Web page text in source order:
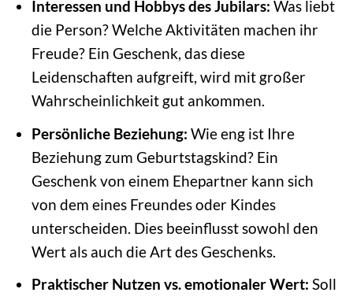
Interessen und Hobbys des Jubilars: Was liebt
die Person? Welche Aktivitäten machen ihr
Freude? Ein Geschenk, das diese
Leidenschaften aufgreift, wird mit großer
Wahrscheinlichkeit gut ankommen.
Persönliche Beziehung: Wie eng ist Ihre
Beziehung zum Geburtstagskind? Ein
Geschenk von einem Ehepartner kann sich
von dem eines Freundes oder Kindes
unterscheiden. Dies beeinflusst sowohl den
Wert als auch die Art des Geschenks.
Praktischer Nutzen vs. emotionaler Wert: Soll